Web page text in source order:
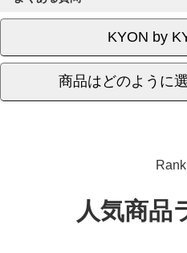
を重ねぬりしてさらにしっ
着け心地が、良い!
2024/04/12 投稿者：ポ
★★★★★
2024/04/09 投稿者：さ
★★★★★
KYON by
商品はどのように
人気商品